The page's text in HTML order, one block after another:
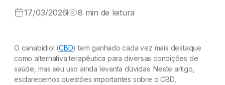
17/03/2026 8 min de leitura
O canabidiol (CBD) tem ganhado cada vez mais destaque
como alternativa terapêutica para diversas condições de
saúde, mas seu uso ainda levanta dúvidas. Neste artigo,
esclarecemos questões importantes sobre o CBD,